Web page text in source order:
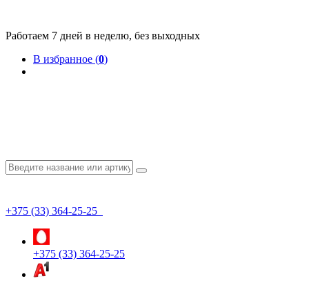
Работаем 7 дней в неделю, без выходных
В избранное (0)
+375 (33) 364-25-25
+375 (33) 364-25-25